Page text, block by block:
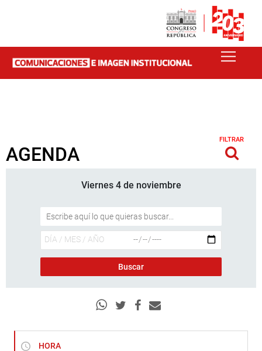
AGENDA
FILTRAR
Viernes 4 de noviembre
HORA